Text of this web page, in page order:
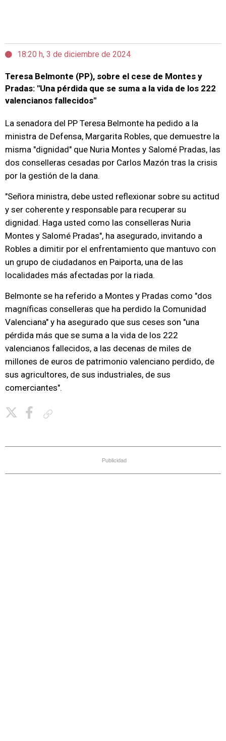
18:20 h, 3 de diciembre de 2024
Teresa Belmonte (PP), sobre el cese de Montes y
Pradas: "Una pérdida que se suma a la vida de los 222
valencianos fallecidos"
La senadora del PP Teresa Belmonte ha pedido a la
ministra de Defensa, Margarita Robles, que demuestre la
misma "dignidad" que Nuria Montes y Salomé Pradas, las
dos conselleras cesadas por Carlos Mazón tras la crisis
por la gestión de la dana.
"Señora ministra, debe usted reflexionar sobre su actitud
y ser coherente y responsable para recuperar su
dignidad. Haga usted como las conselleras Nuria
Montes y Salomé Pradas", ha asegurado, invitando a
Robles a dimitir por el enfrentamiento que mantuvo con
un grupo de ciudadanos en Paiporta, una de las
localidades más afectadas por la riada.
Belmonte se ha referido a Montes y Pradas como "dos
magníficas conselleras que ha perdido la Comunidad
Valenciana" y ha asegurado que sus ceses son "una
pérdida más que se suma a la vida de los 222
valencianos fallecidos, a las decenas de miles de
millones de euros de patrimonio valenciano perdido, de
sus agricultores, de sus industriales, de sus
comerciantes".
Publicidad